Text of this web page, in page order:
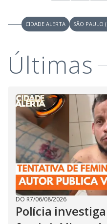
CIDADE ALERTA SÃO PAULO
Últimas
DO R7/06/08/2026
Polícia